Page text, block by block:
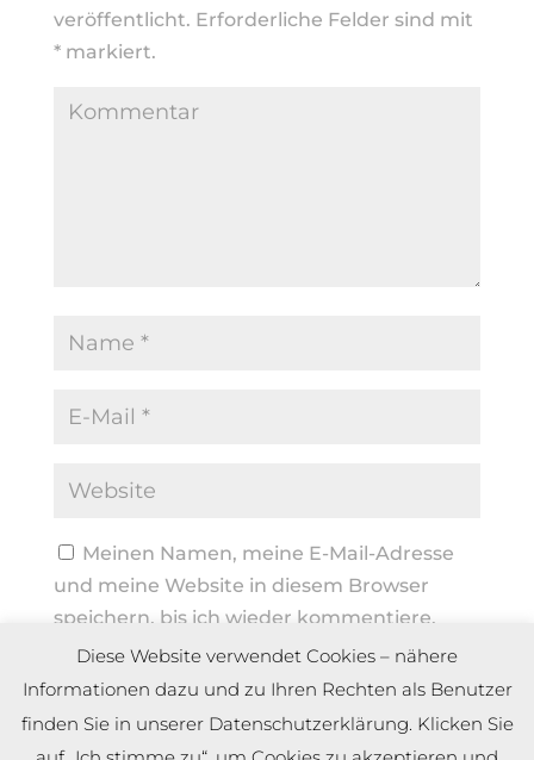
veröffentlicht. Erforderliche Felder sind mit
*markiert.
Meinen Namen, meine E-Mail-Adresse
und meine Website in diesem Browser
speichern, bis ich wieder kommentiere.
Diese Website verwendet Cookies – nähere
Informationen dazu und zu Ihren Rechten als Benutzer
finden Sie in unserer Datenschutzerklärung. Klicken Sie